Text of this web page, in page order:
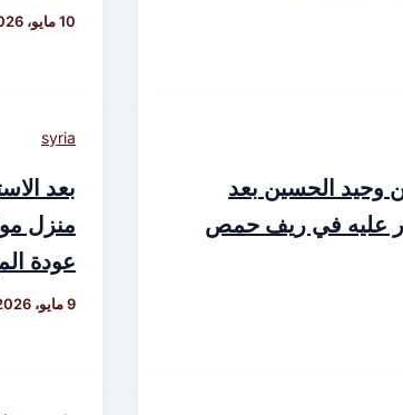
10 مايو، 2026
وحيد الحسين بعد
عليه في ريف حمص
syria
منزل
عودة
9 مايو، 2026